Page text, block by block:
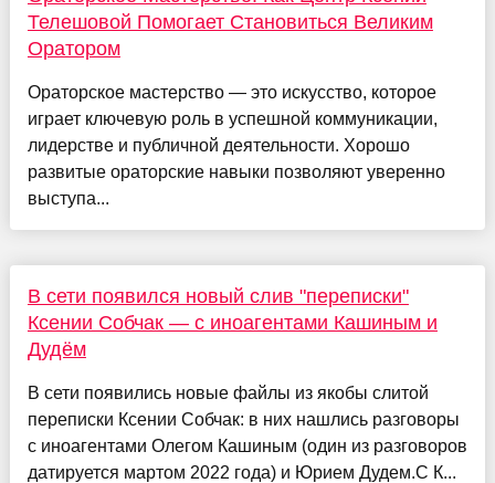
Телешовой Помогает Становиться Великим
Оратором
Ораторское мастерство — это искусство, которое
играет ключевую роль в успешной коммуникации,
лидерстве и публичной деятельности. Хорошо
развитые ораторские навыки позволяют уверенно
выступа...
В сети появился новый слив "переписки"
Ксении Собчак — с иноагентами Кашиным и
Дудём
В сети появились новые файлы из якобы слитой
переписки Ксении Собчак: в них нашлись разговоры
с иноагентами Олегом Кашиным (один из разговоров
датируется мартом 2022 года) и Юрием Дудем.С К...